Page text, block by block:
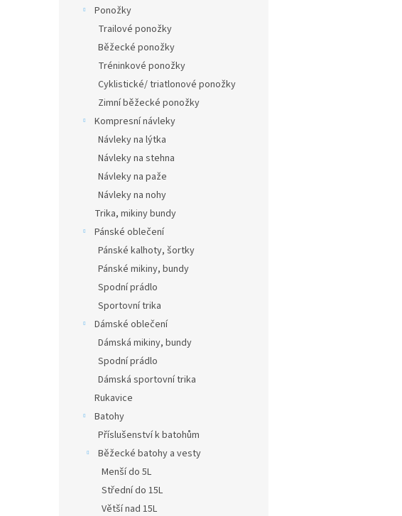
Ponožky
Trailové ponožky
Běžecké ponožky
Tréninkové ponožky
Cyklistické/ triatlonové ponožky
Zimní běžecké ponožky
Kompresní návleky
Návleky na lýtka
Návleky na stehna
Návleky na paže
Návleky na nohy
Trika, mikiny bundy
Pánské oblečení
Pánské kalhoty, šortky
Pánské mikiny, bundy
Spodní prádlo
Sportovní trika
Dámské oblečení
Dámská mikiny, bundy
Spodní prádlo
Dámská sportovní trika
Rukavice
Batohy
Příslušenství k batohům
Běžecké batohy a vesty
Menší do 5L
Střední do 15L
Větší nad 15L